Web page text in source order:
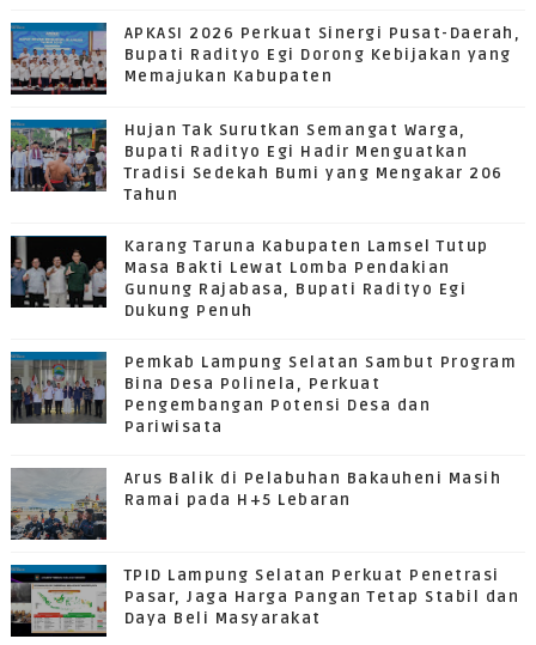
APKASI 2026 Perkuat Sinergi Pusat-Daerah,
Bupati Radityo Egi Dorong Kebijakan yang
Memajukan Kabupaten
Hujan Tak Surutkan Semangat Warga,
Bupati Radityo Egi Hadir Menguatkan
Tradisi Sedekah Bumi yang Mengakar 206
Tahun
Karang Taruna Kabupaten Lamsel Tutup
Masa Bakti Lewat Lomba Pendakian
Gunung Rajabasa, Bupati Radityo Egi
Dukung Penuh
Pemkab Lampung Selatan Sambut Program
Bina Desa Polinela, Perkuat
Pengembangan Potensi Desa dan
Pariwisata
Arus Balik di Pelabuhan Bakauheni Masih
Ramai pada H+5 Lebaran
TPID Lampung Selatan Perkuat Penetrasi
Pasar, Jaga Harga Pangan Tetap Stabil dan
Daya Beli Masyarakat